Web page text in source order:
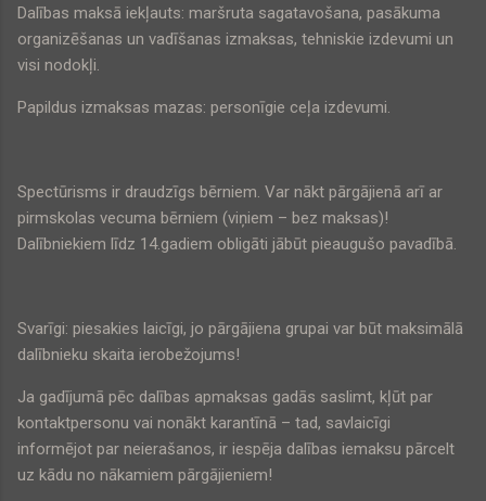
Dalības maksā iekļauts: maršruta sagatavošana, pasākuma
organizēšanas un vadīšanas izmaksas, tehniskie izdevumi un
visi nodokļi.
Papildus izmaksas mazas: personīgie ceļa izdevumi.
Spectūrisms ir draudzīgs bērniem. Var nākt pārgājienā arī ar
pirmskolas vecuma bērniem (viņiem – bez maksas)!
Dalībniekiem līdz 14.gadiem obligāti jābūt pieaugušo pavadībā.
Svarīgi: piesakies laicīgi, jo pārgājiena grupai var būt maksimālā
dalībnieku skaita ierobežojums!
Ja gadījumā pēc dalības apmaksas gadās saslimt, kļūt par
kontaktpersonu vai nonākt karantīnā – tad, savlaicīgi
informējot par neierašanos, ir iespēja dalības iemaksu pārcelt
uz kādu no nākamiem pārgājieniem!